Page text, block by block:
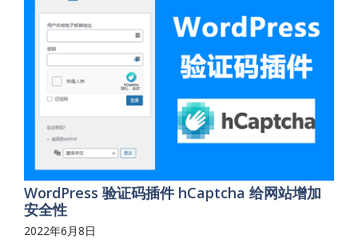
WordPress 验证码插件 hCaptcha 给网站增加
安全性
2022年6月8日